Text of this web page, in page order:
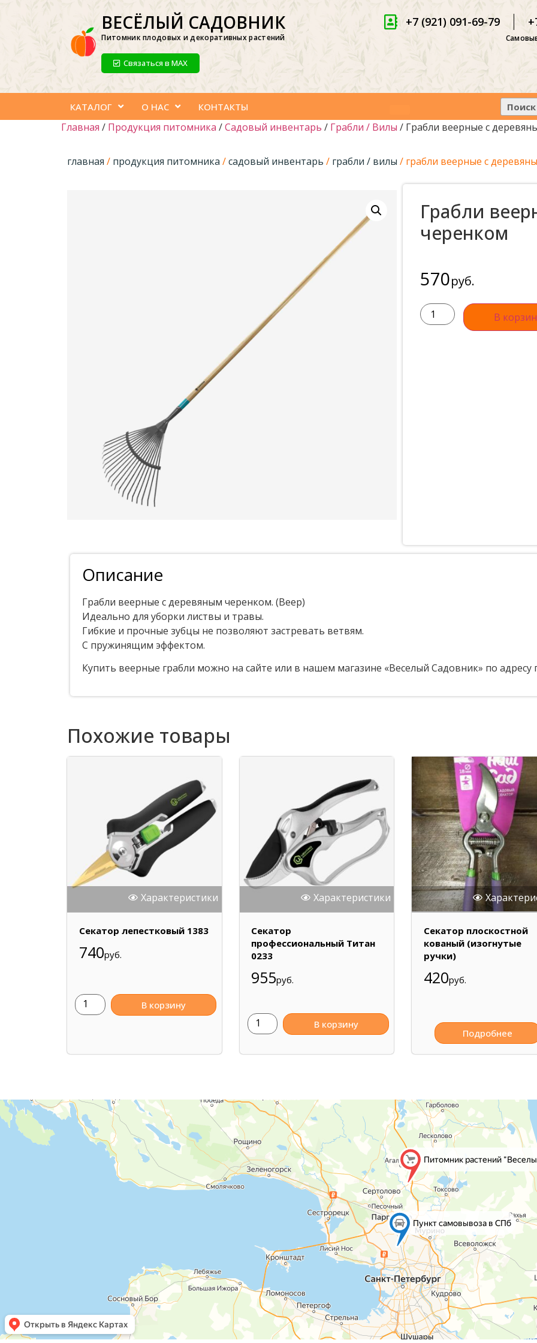
ВЕСЁЛЫЙ САДОВНИК
Питомник плодовых и декоративных растений
Связаться в МАХ
+7 (921) 091-69-79
КАТАЛОГ О НАС КОНТАКТЫ
Главная / Продукция питомника /Садовый инвентарь / Грабли / Вилы / Грабли веерные с
главная / продукция питомника /садовый инвентарь / грабли / вилы / грабли веерные с
Грабли
черенком
570руб.
В
Описание
Грабли веерные с деревяным черенком. (Веер)
Идеально для уборки листвы и травы.
Гибкие и прочные зубцы не позволяют застревать ветвям.
С пружинящим эффектом.
Купить веерные грабли можно на сайте или в нашем магазине «Веселый Садовник» по адресу
Похожие товары
Характеристики
Секатор лепестковый 1383
740руб.
В корзину
Характеристики
Секатор
профессиональный Титан
0233
955руб.
В корзину
Секатор плоскостной
кованый (изогнутые
ручки)
420руб.
Подробнее